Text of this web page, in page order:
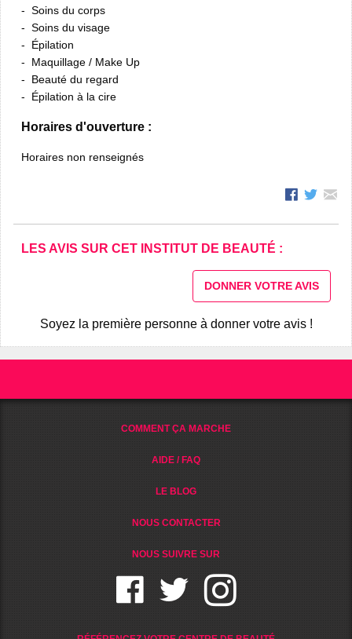
Soins du corps
Soins du visage
Épilation
Maquillage / Make Up
Beauté du regard
Épilation à la cire
Horaires d'ouverture :
Horaires non renseignés
LES AVIS SUR CET INSTITUT DE BEAUTÉ :
DONNER VOTRE AVIS
Soyez la première personne à donner votre avis !
COMMENT ÇA MARCHE
AIDE / FAQ
LE BLOG
NOUS CONTACTER
NOUS SUIVRE SUR